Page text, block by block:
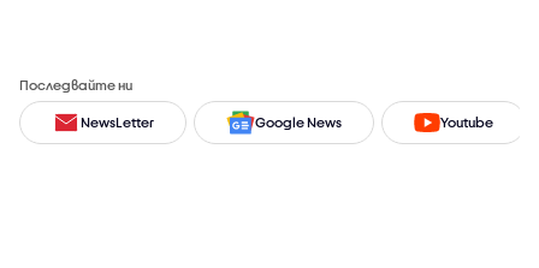
Последвайте ни
NewsLetter Google News Youtube